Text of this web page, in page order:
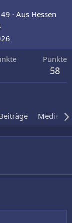
49 · Aus Hessen
Punkte
58
Medien